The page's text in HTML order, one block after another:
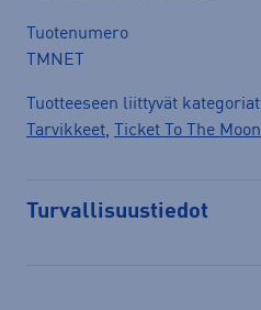
Tuotenumero
TMNET
Tuotteeseen liittyvät kategoriat
Tarvikkeet, Ticket To The Moon
Turvallisuustiedot